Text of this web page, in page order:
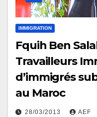
IMMIGRATION
Fquih Ben
Travailleurs Immigrés-
d’immigrés
au Maroc
28/03/2013 AEF